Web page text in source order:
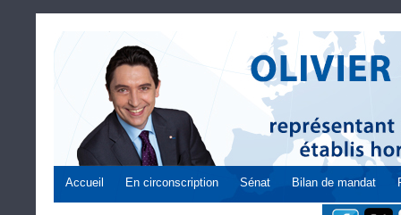
Accueil En circonscription Sénat Bilan de mandat